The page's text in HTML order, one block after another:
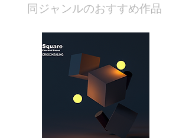
​同ジャンルのおすすめ作品